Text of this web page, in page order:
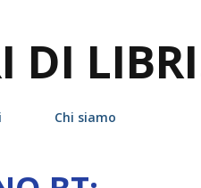
DI
Chi siamo